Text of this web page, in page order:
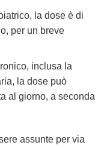
la dose è di
per un breve
inclusa la
la dose può
al giorno, a seconda
assunte per via